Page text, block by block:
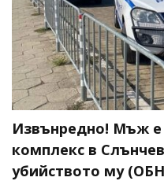
Извънредно! Мъж е
комплекс в
убийството му